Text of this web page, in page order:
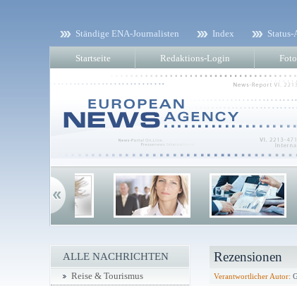
Ständige ENA-Journalisten Index Status-
Startseite Redaktions-Login
Rezensionen
Verantwortlicher Autor:
ALLE NACHRICHTEN
Reise & Tourismus